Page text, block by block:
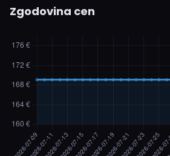
Zgodovina cen